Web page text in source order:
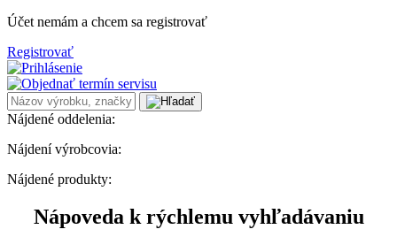
Účet nemám a chcem sa registrovať
Registrovať
Nájdené oddelenia:
Nájdení výrobcovia:
Nájdené produkty:
Nápoveda k rýchlemu vyhľadávaniu